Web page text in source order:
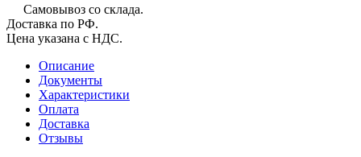
Самовывоз со склада.
Доставка по РФ.
Цена указана с НДС.
Описание
Документы
Характеристики
Оплата
Доставка
Отзывы